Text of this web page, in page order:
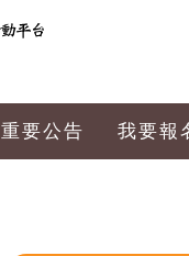
重要公告 我要報